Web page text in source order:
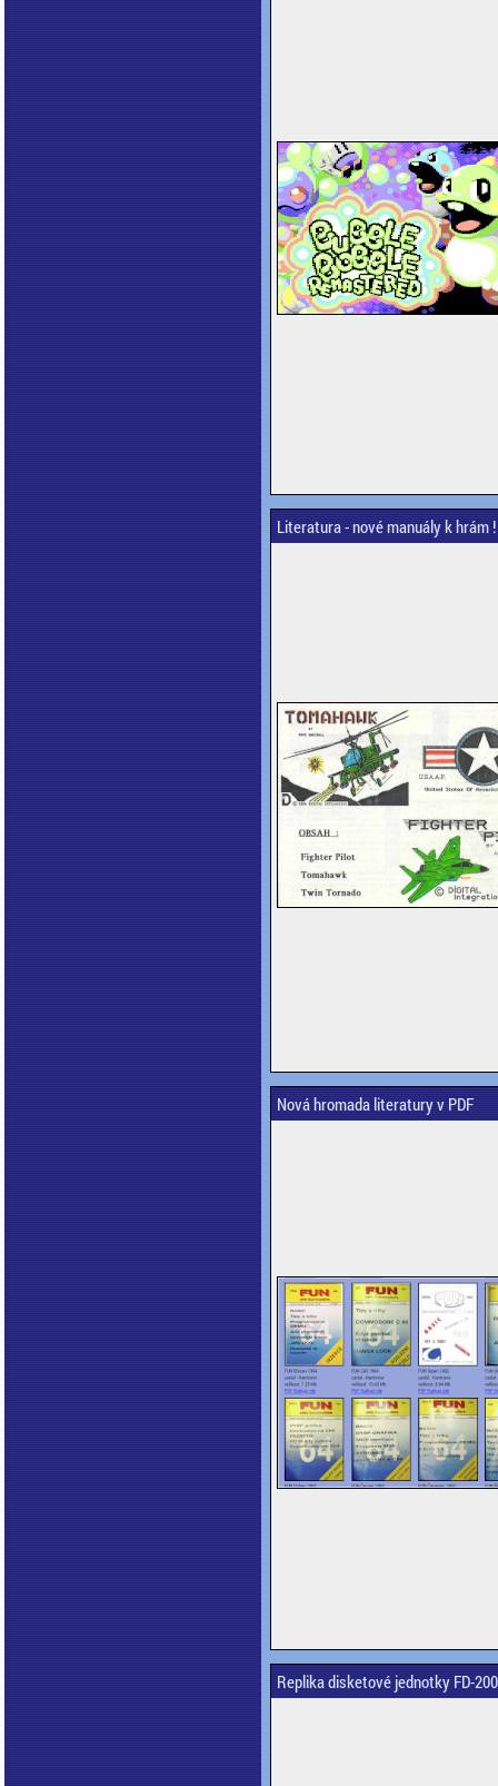
Literatura - nové manuály k hrám
Nová hromada literatury v PDF
Replika disketové jednotky FD-